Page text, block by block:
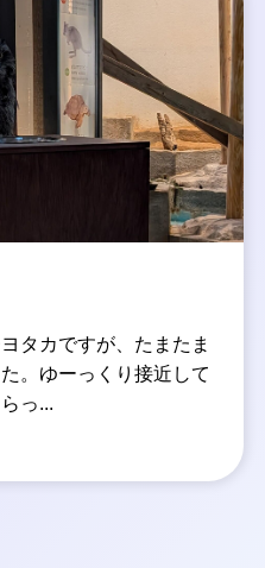
タカですが、たまたま
。ゆーっくり接近して
っ...